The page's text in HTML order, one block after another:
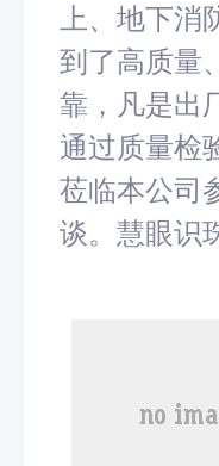
上、地下消
到了高质量
靠，凡是出
通过质量检
莅临本公司
谈。慧眼识